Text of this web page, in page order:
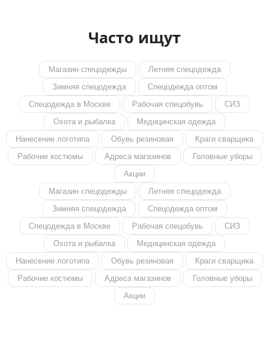
Часто ищут
Магазин спецодежды
Летняя спецодежда
Зимняя спецодежда
Спецодежда оптом
Спецодежда в Москве
Рабочая спецобувь
СИЗ
Охота и рыбалка
Медицинская одежда
Нанесение логотипа
Обувь резиновая
Краги сварщика
Рабочие костюмы
Адреса магазинов
Головные уборы
Акции
Магазин спецодежды
Летняя спецодежда
Зимняя спецодежда
Спецодежда оптом
Спецодежда в Москве
Рабочая спецобувь
СИЗ
Охота и рыбалка
Медицинская одежда
Нанесение логотипа
Обувь резиновая
Краги сварщика
Рабочие костюмы
Адреса магазинов
Головные уборы
Акции